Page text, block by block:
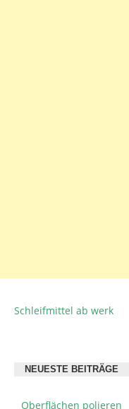
Schleifmittel ab werk
NEUESTE BEITRÄGE
Oberflächen polieren